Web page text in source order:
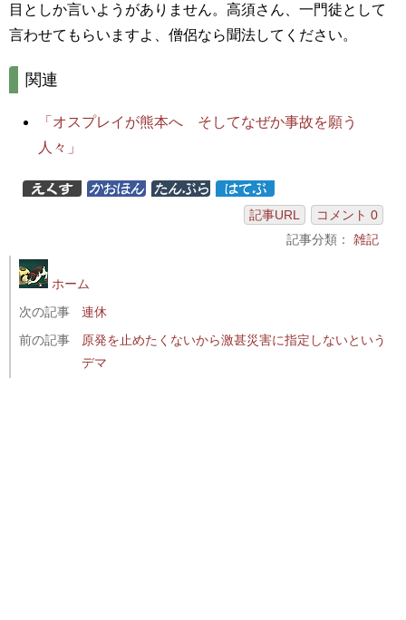
目としか言いようがありません。高須さん、一門徒として
言わせてもらいますよ、僧侶なら聞法してください。
関連
「オスプレイが熊本へ そしてなぜか事故を願う
人々」
記事URL
コメント 0
記事分類： 雑記
ホーム
次の記事
連休
前の記事
原発を止めたくないから激甚災害に指定しないという
デマ